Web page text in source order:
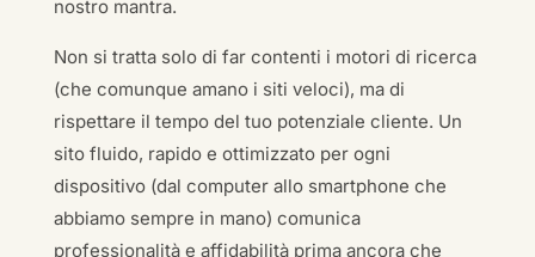
nostro mantra.
Non si tratta solo di far contenti i motori di ricerca
(che comunque amano i siti veloci), ma di
rispettare il tempo del tuo potenziale cliente. Un
sito fluido, rapido e ottimizzato per ogni
dispositivo (dal computer allo smartphone che
abbiamo sempre in mano) comunica
professionalità e affidabilità prima ancora che